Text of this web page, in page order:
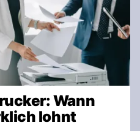
Wann
lohnt